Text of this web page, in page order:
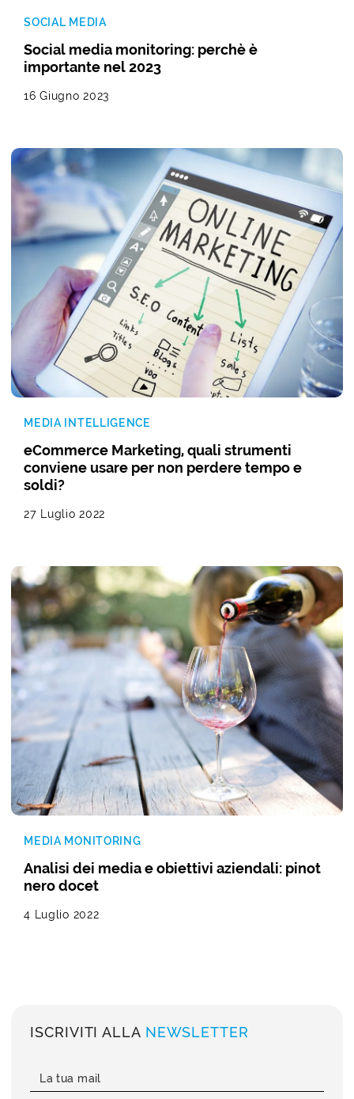
SOCIAL MEDIA
Social media monitoring: perchè è
importante nel 2023
16 Giugno 2023
MEDIA INTELLIGENCE
eCommerce Marketing, quali strumenti
conviene usare per non perdere tempo e
soldi?
27 Luglio 2022
MEDIA MONITORING
Analisi dei media e obiettivi aziendali: pinot
nero docet
4 Luglio 2022
ISCRIVITI ALLA NEWSLETTER